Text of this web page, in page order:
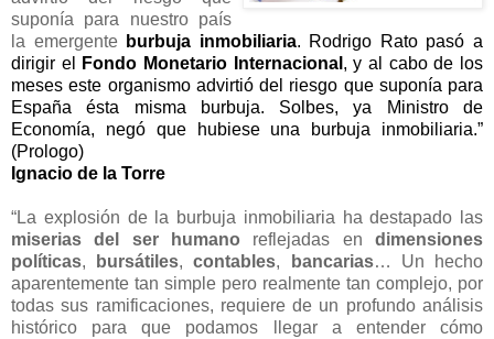
suponía para nuestro país
la emergente burbuja inmobiliaria. Rodrigo Rato pasó a
dirigir el
Fondo Monetario Internacional , y al cabo de los
meses este organismo advirtió del riesgo que suponía para
España ésta misma burbuja. Solbes, ya Ministro de
Economía, negó que hubiese una burbuja inmobiliaria.”
(Prologo)
Ignacio de la Torre
“La explosión de la burbuja inmobiliaria ha destapado las
miserias del ser humano reflejadas en dimensiones
políticas, bursátiles,contables, bancarias… Un hecho
aparentemente tan simple pero realmente tan complejo, por
todas sus ramificaciones, requiere de un profundo análisis
histórico para que podamos llegar a entender cómo